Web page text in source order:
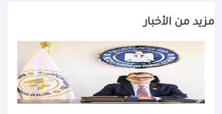
مزيد من الأخبار